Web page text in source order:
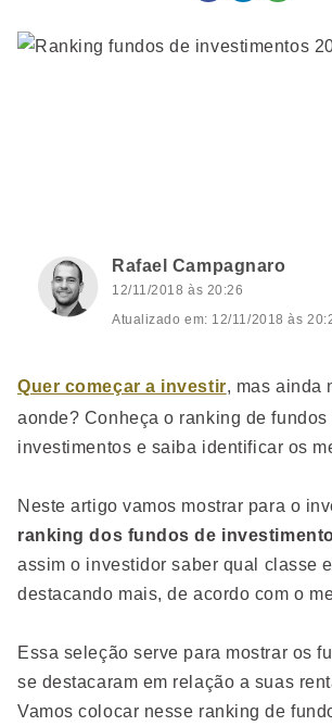
Rafael Campagnaro
12/11/2018 às 20:26
Atualizado em: 12/11/2018 às
Quer começar a investir, mas ainda
aonde? Conheça o ranking de fundos
investimentos e saiba identificar os
Neste artigo vamos mostrar para o
ranking dos fundos de
assim o investidor saber qual classe
destacando mais, de acordo com o
Essa seleção serve para mostrar os
se destacaram em relação a suas
Vamos colocar nesse ranking de